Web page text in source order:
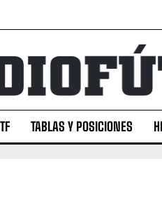
TABLAS Y POSICIONES